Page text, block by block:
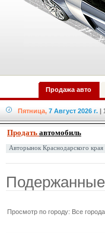
Продажа авто
Пятница, 7 Август 2026 г. |
Продать автомобиль
Авторынок Краснодарского края
Просмотр по городу: Все